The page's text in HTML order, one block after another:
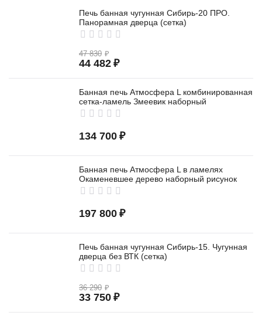
Печь банная чугунная Сибирь-20 ПРО.
Панорамная дверца (сетка)
47 830 ₽
44 482 ₽
Банная печь Атмосфера L комбинированная
сетка-ламель Змеевик наборный
134 700 ₽
Банная печь Атмосфера L в ламелях
Окаменевшее дерево наборный рисунок
197 800 ₽
Печь банная чугунная Сибирь-15. Чугунная
дверца без ВТК (сетка)
36 290 ₽
33 750 ₽